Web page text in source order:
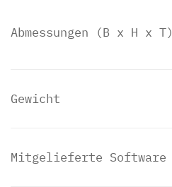
Abmessungen (B x H x T)
Gewicht
Mitgelieferte Software